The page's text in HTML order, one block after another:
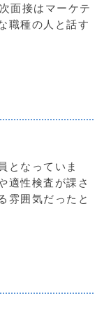
面接はマーケテ
職種の人と話す
となっていま
適性検査が課さ
雰囲気だったと